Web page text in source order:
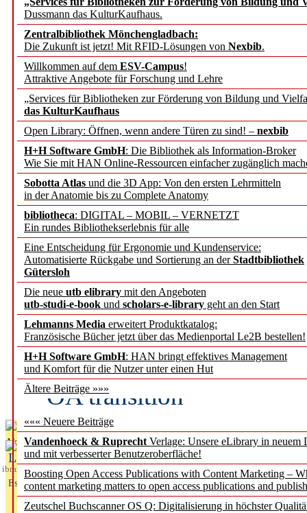
Dussmann das KulturKaufhaus.
Zentralbibliothek Mönchengladbach:
Die Zukunft ist jetzt! Mit RFID-Lösungen von Nexbib.
Willkommen auf dem ESV-Campus!
Attraktive Angebote für Forschung und Lehre
„Services für Bibliotheken zur Förderung von Bildung und
das KulturKaufhaus
Open Library: Öffnen, wenn andere Türen zu sind! – nexbib
H+H Software GmbH: Die Bibliothek als Information-Broker
Wie Sie mit HAN Online-Ressourcen einfacher zugänglich
Sobotta Atlas und die 3D App: Von den ersten Lehrmitteln
in der Anatomie bis zu Complete Anatomy
bibliotheca: DIGITAL – MOBIL – VERNETZT
Ein rundes Bibliothekserlebnis für alle
Eine Entscheidung für Ergonomie und Kundenservice:
Automatisierte Rückgabe und Sortierung an derStadtbibliothek
Gütersloh
Die neue utb elibrary mit den Angeboten
utb-studi-e-book und scholars-e-library geht an den Start
Lehmanns Media erweitert Produktkatalog:
Französische Bücher jetzt über das Medienportal Le2B bestellen!
H+H Software GmbH: HAN bringt effektives Management
und Komfort für die Nutzer unter einen Hut
Ältere Beiträge »»»
««« Neuere Beiträge
Vandenhoeck & Ruprecht Verlage: Unsere eLibrary in neuem
und mit verbesserter Benutzeroberfläche!
Boosting Open Access Publications with Content Marketing –
content marketing matters to open access publications and
Zeutschel Buchscanner OS Q: Digitalisierung in höchster
Künstliche Intelligenz
besser zu verstehen
„Leitbegriffe der
des BIÖG erscheinen
jedem Experiment
DFG setzt Förderung
FAIRmat fort
Bayerns digitale
Schulwandbilder aus
Fifth Open Access
transformative
OA transition
Aktuelles aus
L
ibrary
Essentials